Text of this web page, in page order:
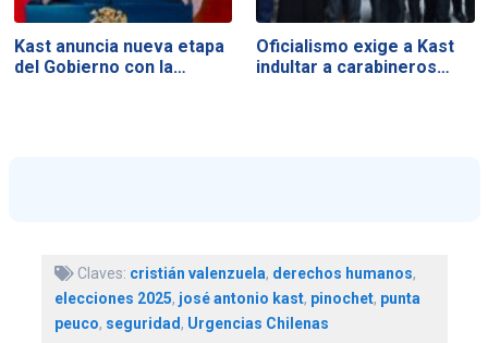
Kast anuncia nueva etapa
del Gobierno con la…
Oficialismo exige a Kast
indultar a carabineros…
Claves: cristián valenzuela, derechos humanos,
elecciones 2025, josé antonio kast, pinochet, punta
peuco, seguridad, Urgencias Chilenas